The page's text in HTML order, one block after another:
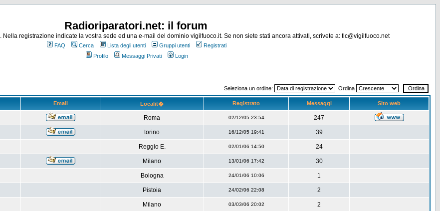
Radioriparatori.net: il forum
. Nella registrazione indicate la vostra sede ed una e-mail del dominio vigilfuoco.it. Se non siete stati ancora attivati, scrivete a: tlc@vigilfuoco.net
FAQ Cerca Lista degli utenti Gruppi utenti
Registrati
Profilo
Messaggi Privati Login
Seleziona un ordine: Ordina
Email Localit� Registrato Messaggi Sito web
Roma 02/12/05 23:54 247
torino 16/12/05 19:41 39
Reggio E. 02/01/06 14:50 24
Milano 13/01/06 17:42 30
Bologna 24/01/06 10:06 1
Pistoia 24/02/06 22:08 2
Milano 03/03/06 20:02 2